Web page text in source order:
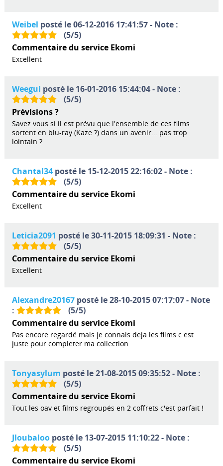
Weibel posté le 06-12-2016 17:41:57 - Note :
(5/5)
Commentaire du service Ekomi
Excellent
Weegui posté le 16-01-2016 15:44:04 - Note :
(5/5)
Prévisions ?
Savez vous si il est prévu que l'ensemble de ces films
sortent en blu-ray (Kaze ?) dans un avenir... pas trop
lointain ?
Chantal34posté le 15-12-2015 22:16:02 - Note :
(5/5)
Commentaire du service Ekomi
Excellent
Leticia2091 posté le 30-11-2015 18:09:31 - Note :
(5/5)
Commentaire du service Ekomi
Excellent
Alexandre20167posté le 28-10-2015 07:17:07 - Note
:
(5/5)
Commentaire du service Ekomi
Pas encore regardé mais je connais deja les films c est
juste pour completer ma collection
Tonyasylum posté le 21-08-2015 09:35:52 - Note :
(5/5)
Commentaire du service Ekomi
Tout les oav et films regroupés en 2 coffrets c'est parfait !
Jloubalooposté le 13-07-2015 11:10:22 - Note :
(5/5)
Commentaire du service Ekomi